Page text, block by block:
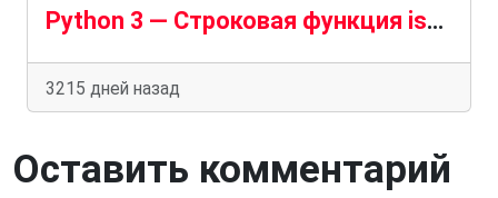
Python 3 — Строковая функция isalpha()
3215 дней назад
Оставить комментарий